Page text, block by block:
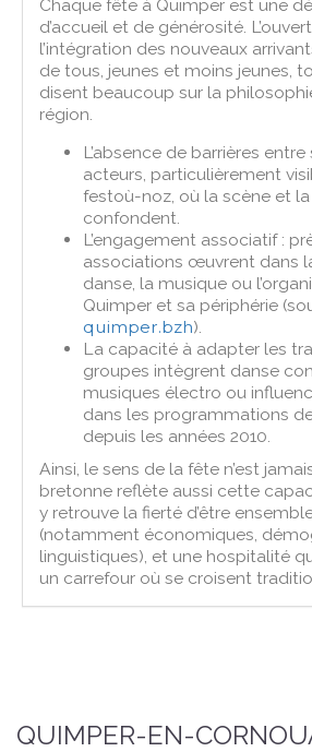
Chaque fête à Quimper est une
d’accueil et de générosité.
l’intégration des nouveaux
de tous, jeunes et moins jeunes,
disent beaucoup sur la
région.
L’absence de barrières
acteurs, particulièrement
festoù-noz, où la scène et
confondent.
L’engagement associatif :
associations œuvrent dans
danse, la musique ou
Quimper et sa périphérie
quimper.bzh).
La capacité à adapter les
groupes intègrent danse
musiques électro ou
dans les programmations
depuis les années 2010.
Ainsi, le sens de la fête n’est
bretonne reflète aussi cette
y retrouve la fierté d’être
(notamment économiques,
linguistiques), et une hospitalité
un carrefour où se croisent
QUIMPER-EN-